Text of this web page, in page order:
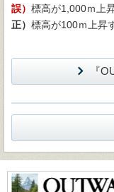
誤） 標高が1,000ｍ上
正） 標高が100ｍ上昇
『